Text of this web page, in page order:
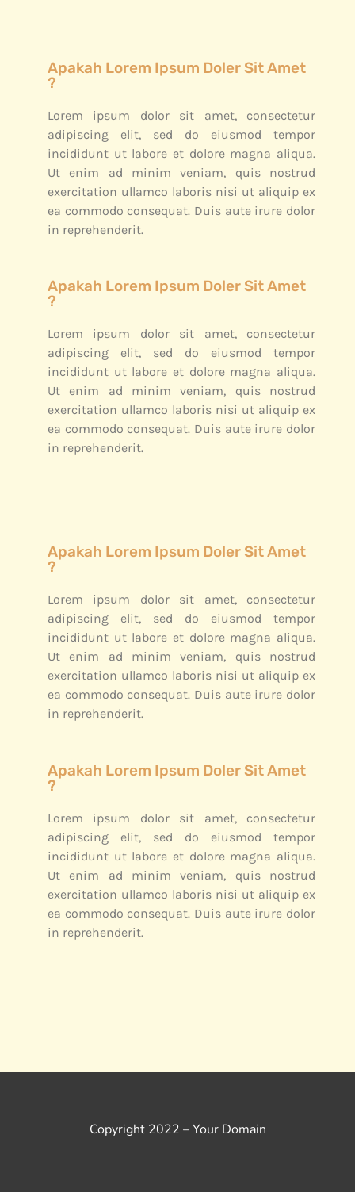
Apakah Lorem Ipsum Doler Sit Amet
?
Lorem ipsum dolor sit amet, consectetur
adipiscing elit, sed do eiusmod tempor
incididunt ut labore et dolore magna aliqua.
Ut enim ad minim veniam, quis nostrud
exercitation ullamco laboris nisi ut aliquip ex
ea commodo consequat. Duis aute irure dolor
in reprehenderit.
Apakah Lorem Ipsum Doler Sit Amet
?
Lorem ipsum dolor sit amet, consectetur
adipiscing elit, sed do eiusmod tempor
incididunt ut labore et dolore magna aliqua.
Ut enim ad minim veniam, quis nostrud
exercitation ullamco laboris nisi ut aliquip ex
ea commodo consequat. Duis aute irure dolor
in reprehenderit.
Apakah Lorem Ipsum Doler Sit Amet
?
Lorem ipsum dolor sit amet, consectetur
adipiscing elit, sed do eiusmod tempor
incididunt ut labore et dolore magna aliqua.
Ut enim ad minim veniam, quis nostrud
exercitation ullamco laboris nisi ut aliquip ex
ea commodo consequat. Duis aute irure dolor
in reprehenderit.
Apakah Lorem Ipsum Doler Sit Amet
?
Lorem ipsum dolor sit amet, consectetur
adipiscing elit, sed do eiusmod tempor
incididunt ut labore et dolore magna aliqua.
Ut enim ad minim veniam, quis nostrud
exercitation ullamco laboris nisi ut aliquip ex
ea commodo consequat. Duis aute irure dolor
in reprehenderit.
Copyright 2022 – Your Domain